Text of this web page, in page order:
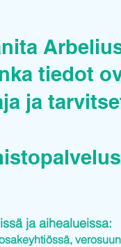
tiedot
ja
ja aihealueissa: